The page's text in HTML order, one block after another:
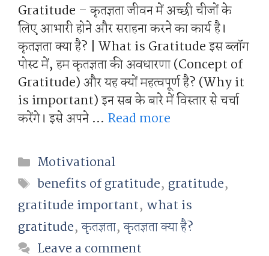
Gratitude – कृतज्ञता जीवन में अच्छी चीजों के
लिए आभारी होने और सराहना करने का कार्य है।
कृतज्ञता क्या है? | What is Gratitude इस ब्लॉग
पोस्ट में, हम कृतज्ञता की अवधारणा (Concept of
Gratitude) और यह क्यों महत्वपूर्ण है? (Why it
is important) इन सब के बारे में विस्तार से चर्चा
करेंगे। इसे अपने … Read more
Categories
Motivational
Tags
benefits of gratitude, gratitude,
gratitude important, what is
gratitude,कृतज्ञता,कृतज्ञता क्या है?
Leave a comment